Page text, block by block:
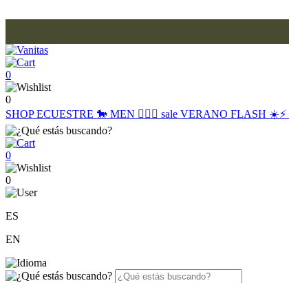
0
0
SHOPECUESTRE 🐎 MEN 🙋🏽‍♂️ sale VERANO FLASH ☀️⚡️
0
0
ES
EN